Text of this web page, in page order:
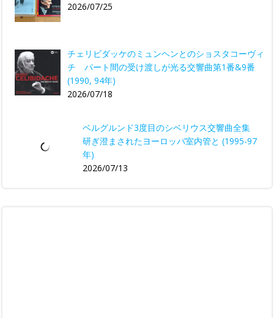
2026/07/25
チェリビダッケのミュンヘンとのショスタコーヴィ
チ パート間の受け渡しが光る交響曲第1番&9番
(1990, 94年)
2026/07/18
ベルグルンド3度目のシベリウス交響曲全集
研ぎ澄まされたヨーロッパ室内管と (1995-97
年)
2026/07/13